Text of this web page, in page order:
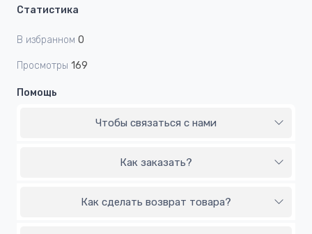
Статистика
В избранном 0
Просмотры 169
Помощь
Чтобы связаться с нами
Как заказать?
Как сделать возврат товара?